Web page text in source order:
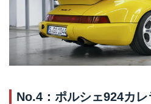
No.4：ポルシェ924カレ